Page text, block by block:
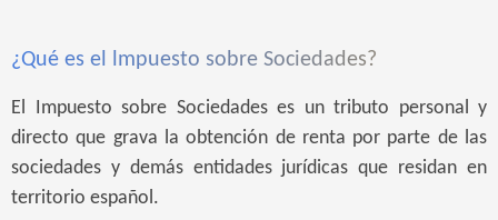
¿Qué es el lmpuesto sobre Sociedades?
El Impuesto sobre Sociedades es un tributo personal y
directo que grava la obtención de renta por parte de las
sociedades y demás entidades jurídicas que residan en
territorio español.